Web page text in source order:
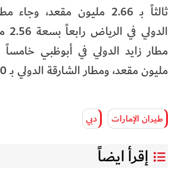
ثالثاً بـ 2.66 مليون مقعد،
مليون مقعد، ومطار الشارقة الدولي بـ 880 ألف مقعد.
طيران الإمارات دبي
إقرأ ايضاً